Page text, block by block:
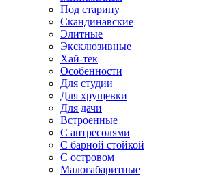
Под старину
Скандинавские
Элитные
Эксклюзивные
Хай-тек
Особенности
Для студии
Для хрущевки
Для дачи
Встроенные
С антресолями
С барной стойкой
С островом
Малогабаритные